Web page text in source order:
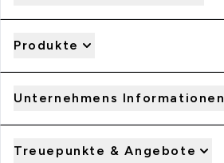
Produkte
Unternehmens Informationen
Treuepunkte & Angebote